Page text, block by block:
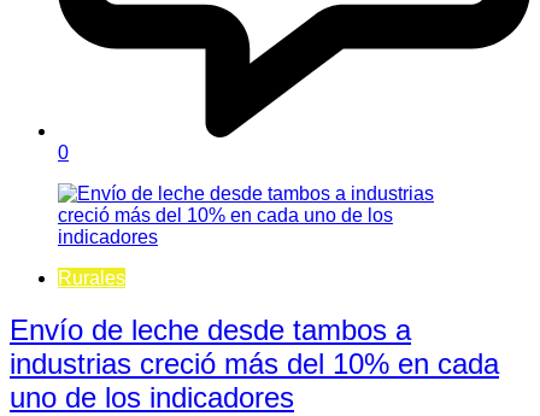
0
Rurales
Envío de leche desde tambos a
industrias creció más del 10% en cada
uno de los indicadores